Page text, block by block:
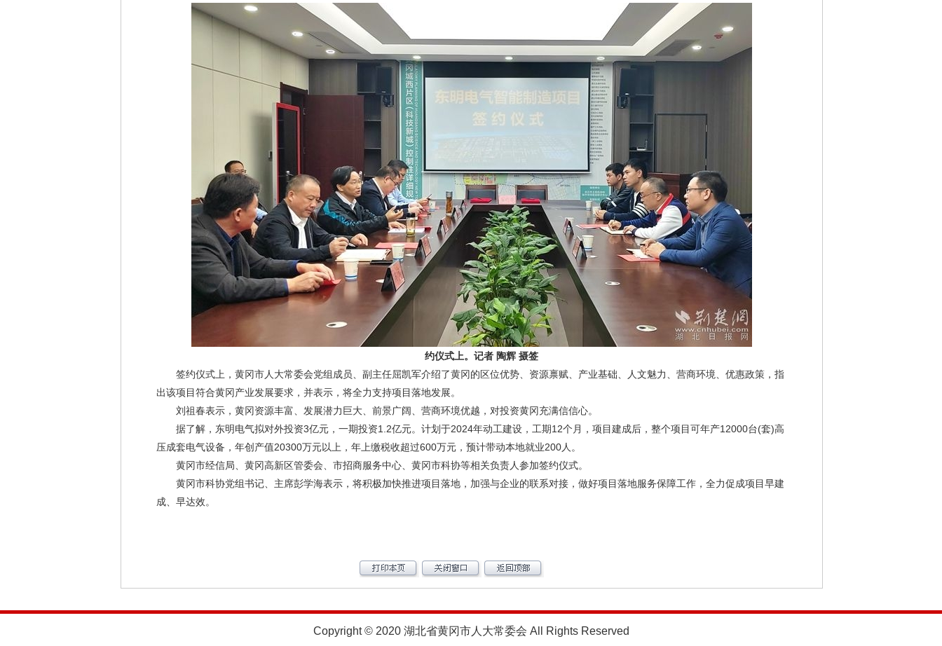
约仪式上。记者 陶辉 摄签
签约仪式上，黄冈市人大常委会党组成员、副主任屈凯军介绍了黄冈的区位优势、资源禀赋、产业基础、人文魅力、营商环境、优惠政策，指
出该项目符合黄冈产业发展要求，并表示，将全力支持项目落地发展。
刘祖春表示，黄冈资源丰富、发展潜力巨大、前景广阔、营商环境优越，对投资黄冈充满信信心。
据了解，东明电气拟对外投资3亿元，一期投资1.2亿元。计划于2024年动工建设，工期12个月，项目建成后，整个项目可年产12000台(套)高
压成套电气设备，年创产值20300万元以上，年上缴税收超过600万元，预计带动本地就业200人。
黄冈市经信局、黄冈高新区管委会、市招商服务中心、黄冈市科协等相关负责人参加签约仪式。
黄冈市科协党组书记、主席彭学海表示，将积极加快推进项目落地，加强与企业的联系对接，做好项目落地服务保障工作，全力促成项目早建
成、早达效。
Copyright © 2020 湖北省黄冈市人大常委会 All Rights Reserved